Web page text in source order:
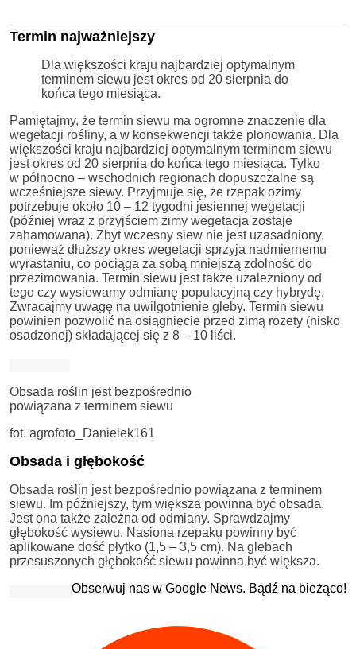
Termin najważniejszy
Dla większości kraju najbardziej optymalnym
terminem siewu jest okres od 20 sierpnia do
końca tego miesiąca.
Pamiętajmy, że termin siewu ma ogromne znaczenie dla
wegetacji rośliny, a w konsekwencji także plonowania. Dla
większości kraju najbardziej optymalnym terminem siewu
jest okres od 20 sierpnia do końca tego miesiąca. Tylko
w północno – wschodnich regionach dopuszczalne są
wcześniejsze siewy. Przyjmuje się, że rzepak ozimy
potrzebuje około 10 – 12 tygodni jesiennej wegetacji
(później wraz z przyjściem zimy wegetacja zostaje
zahamowana). Zbyt wczesny siew nie jest uzasadniony,
ponieważ dłuższy okres wegetacji sprzyja nadmiernemu
wyrastaniu, co pociąga za sobą mniejszą zdolność do
przezimowania. Termin siewu jest także uzależniony od
tego czy wysiewamy odmianę populacyjną czy hybrydę.
Zwracajmy uwagę na uwilgotnienie gleby. Termin siewu
powinien pozwolić na osiągnięcie przed zimą rozety (nisko
osadzonej) składającej się z 8 – 10 liści.
Obsada roślin jest bezpośrednio
powiązana z terminem siewu
fot. agrofoto_Danielek161
Obsada i głębokość
Obsada roślin jest bezpośrednio powiązana z terminem
siewu. Im późniejszy, tym większa powinna być obsada.
Jest ona także zależna od odmiany. Sprawdzajmy
głębokość wysiewu. Nasiona rzepaku powinny być
aplikowane dość płytko (1,5 – 3,5 cm). Na glebach
przesuszonych głębokość siewu powinna być większa.
Obserwuj nas w Google News. Bądź na bieżąco!